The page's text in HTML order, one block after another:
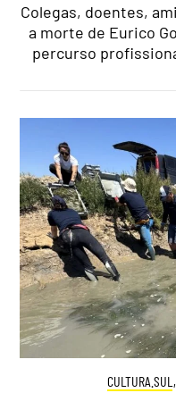
Colegas, doentes,
a morte de Eurico
percurso
CULTURA.SUL ,